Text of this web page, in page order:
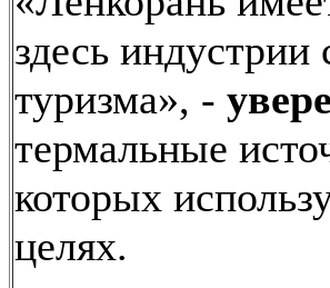
здесь индустрии
туризма», -
термальные
которых
целях.